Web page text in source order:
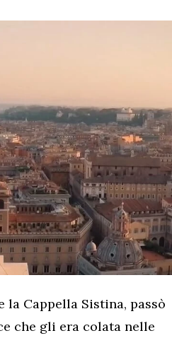
Cappella Sistina, passò
che gli era colata nelle